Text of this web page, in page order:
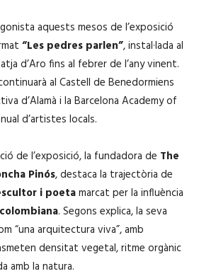
aquests mesos de l’exposició
“Les pedres parlen”, instal·lada al
d’Aro fins al febrer de l’any vinent.
al Castell de Benedormiens
d’Alamà i la Barcelona Academy of
d’artistes locals.
de l’exposició, la fundadora de The
Pinós, destaca la trajectòria de
i poetamarcat per la influència
. Segons explica, la seva
“una arquitectura viva”, amb
densitat vegetal, ritme orgànic
amb la natura.